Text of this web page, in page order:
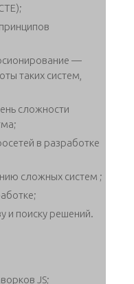
—
таких систем,
сложности
в разработке
сложных систем ;
и поиску решений.
JS;